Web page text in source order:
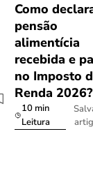
Como
pensão
alimentícia
recebida e
no Imposto
Renda
10 min
Leitura